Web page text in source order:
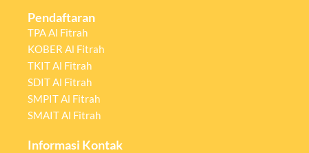
Pendaftaran
TPA Al Fitrah
KOBER Al Fitrah
TKIT Al Fitrah
SDIT Al Fitrah
SMPIT Al Fitrah
SMAIT Al Fitrah
Informasi Kontak